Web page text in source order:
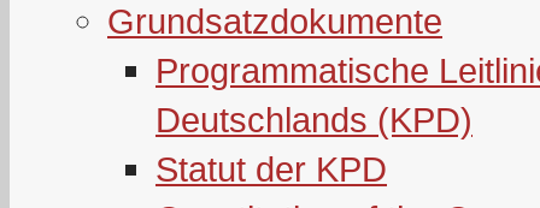
Grundsatzdokumente
Programmatische
Deutschlands (KPD)
Statut der KPD